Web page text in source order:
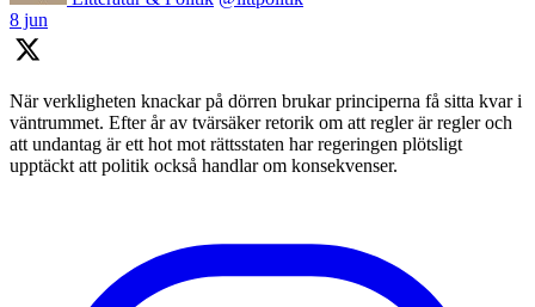
8 jun
När verkligheten knackar på dörren brukar principerna få sitta kvar i
väntrummet. Efter år av tvärsäker retorik om att regler är regler och
att undantag är ett hot mot rättsstaten har regeringen plötsligt
upptäckt att politik också handlar om konsekvenser.